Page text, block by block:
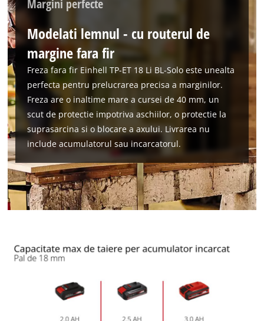
Avem nevoie de acordul dvs. pentru a
incarca serviciul Google Maps!
This content is not permitted to load due
to trackers that are not disclosed to the
visitor. The website owner needs to setup
the site with their CMP to add this content
to the list of technologies used.
Powered by Usercentrics Consent
Management Platform
Margini perfecte
Modelati lemnul - cu routerul de
margine fara fir
Freza fara fir Einhell TP-ET 18 Li BL-Solo este unealta
perfecta pentru prelucrarea precisa a marginilor.
Freza are o inaltime mare a cursei de 40 mm, un
scut de protectie impotriva aschiilor, o protectie la
suprasarcina si o blocare a axului. Livrarea nu
include acumulatorul sau incarcatorul.